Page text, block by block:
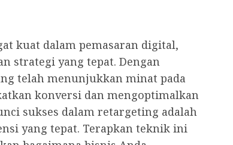
kuat dalam pemasaran digital,
strategi yang tepat. Dengan
telah menunjukkan minat pada
konversi dan mengoptimalkan
sukses dalam retargeting adalah
yang tepat. Terapkan teknik ini